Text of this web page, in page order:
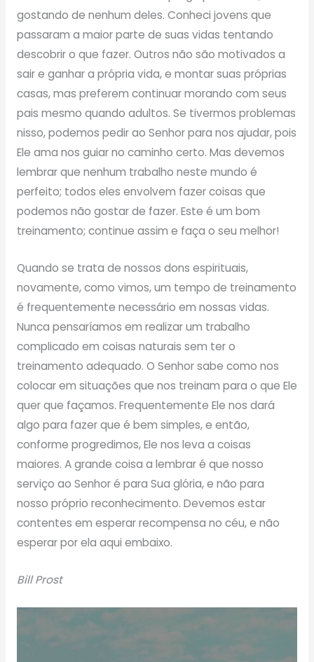
gostando de nenhum deles. Conheci jovens que
passaram a maior parte de suas vidas tentando
descobrir o que fazer. Outros não são motivados a
sair e ganhar a própria vida, e montar suas próprias
casas, mas preferem continuar morando com seus
pais mesmo quando adultos. Se tivermos problemas
nisso, podemos pedir ao Senhor para nos ajudar, pois
Ele ama nos guiar no caminho certo. Mas devemos
lembrar que nenhum trabalho neste mundo é
perfeito; todos eles envolvem fazer coisas que
podemos não gostar de fazer. Este é um bom
treinamento; continue assim e faça o seu melhor!
Quando se trata de nossos dons espirituais,
novamente, como vimos, um tempo de treinamento
é frequentemente necessário em nossas vidas.
Nunca pensaríamos em realizar um trabalho
complicado em coisas naturais sem ter o
treinamento adequado. O Senhor sabe como nos
colocar em situações que nos treinam para o que Ele
quer que façamos. Frequentemente Ele nos dará
algo para fazer que é bem simples, e então,
conforme progredimos, Ele nos leva a coisas
maiores. A grande coisa a lembrar é que nosso
serviço ao Senhor é para Sua glória, e não para
nosso próprio reconhecimento. Devemos estar
contentes em esperar recompensa no céu, e não
esperar por ela aqui embaixo.
Bill Prost